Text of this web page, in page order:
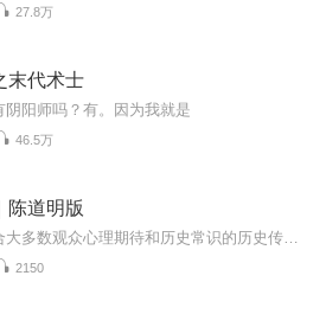
27.8万
末代术士
阴阳师吗？有。因为我就是
46.5万
陈道明版
2150